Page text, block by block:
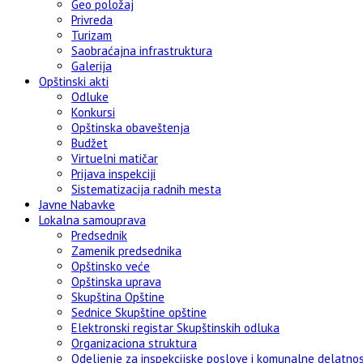
Geo položaj
Privreda
Turizam
Saobraćajna infrastruktura
Galerija
Opštinski akti
Odluke
Konkursi
Opštinska obaveštenja
Budžet
Virtuelni matičar
Prijava inspekciji
Sistematizacija radnih mesta
Javne Nabavke
Lokalna samouprava
Predsednik
Zamenik predsednika
Opštinsko veće
Opštinska uprava
Skupština Opštine
Sednice Skupštine opštine
Elektronski registar Skupštinskih odluka
Organizaciona struktura
Odeljenje za inspekcijske poslove i komunalne